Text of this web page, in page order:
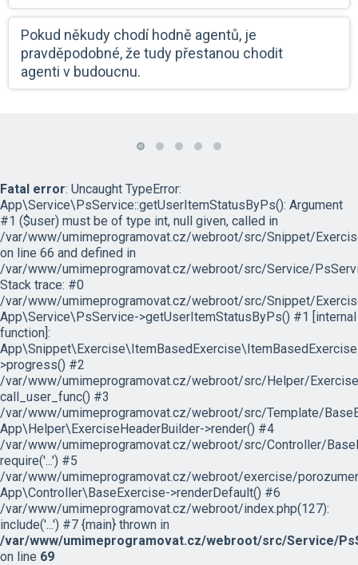
Pokud někudy chodí hodně agentů, je
pravděpodobné, že tudy přestanou chodit
agenti v budoucnu.
Fatal error: Uncaught TypeError:
App\Service\PsService::getUserItemStatusByPs(): Argument
#1 ($user) must be of type int, null given, called in
/var/www/umimeprogramovat.cz/webroot/src/Snippet/
on line 66 and defined in
/var/www/umimeprogramovat.cz/webroot/src/Service/
Stack trace: #0
/var/www/umimeprogramovat.cz/webroot/src/Snippet/
App\Service\PsService->getUserItemStatusByPs() #1 [internal
function]:
>progress() #2
/var/www/umimeprogramovat.cz/webroot/src/Helper/
call_user_func() #3
/var/www/umimeprogramovat.cz/webroot/src/Template/
App\Helper\ExerciseHeaderBuilder->render() #4
/var/www/umimeprogramovat.cz/webroot/src/Controller/
require('...') #5
/var/www/umimeprogramovat.cz/webroot/exercise/
App\Controller\BaseExercise->renderDefault() #6
/var/www/umimeprogramovat.cz/webroot/index.php(127):
include('...') #7 {main} thrown in
/var/www/umimeprogramovat.cz/webroot/src/Service/
on line 69